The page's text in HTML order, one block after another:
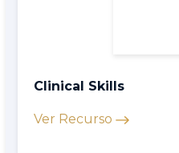
Clinical Skills
Ver Recurso